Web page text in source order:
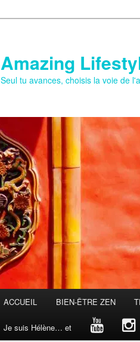
Amazing
Seul tu avances, choisis la voie de
ACCUEIL BIEN-ÊTRE ZEN
Je suis Hélène… et